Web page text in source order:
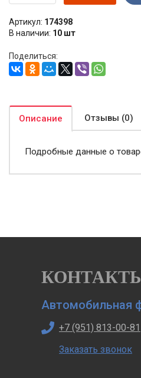
Артикул: 174398
В наличии: 10 шт
Поделиться:
Описание Отзывы (0)
Подробные данные о
Автомобильная
+7 (951) 813-00-81
Заказать звонок